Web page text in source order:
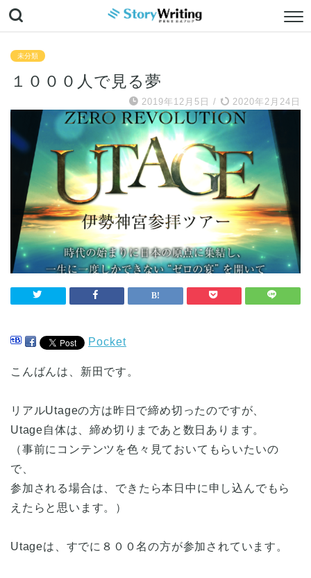
未分類
１０００人で見る夢
2019年12月5日 / 2020年2月24日
Pocket
こんばんは、新田です。
リアルUtageの方は昨日で締め切ったのですが、
Utage自体は、締め切りまであと数日あります。
（事前にコンテンツを色々見ておいてもらいたいの
で、
参加される場合は、できたら本日中に申し込んでもら
えたらと思います。）
Utageは、すでに８００名の方が参加されています。